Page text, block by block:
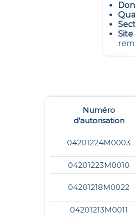
Numéro
d’autorisation
04201224M0003
04201223M0010
04201218M0022
04201213M0011